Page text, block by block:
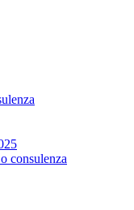
consulenza